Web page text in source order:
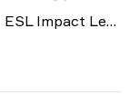
ESL Impact League: North American Division season 8 2025